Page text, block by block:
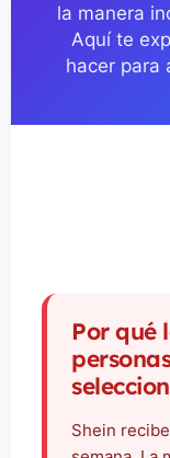
la manera
Aquí te
hacer para
Por qué
Shein